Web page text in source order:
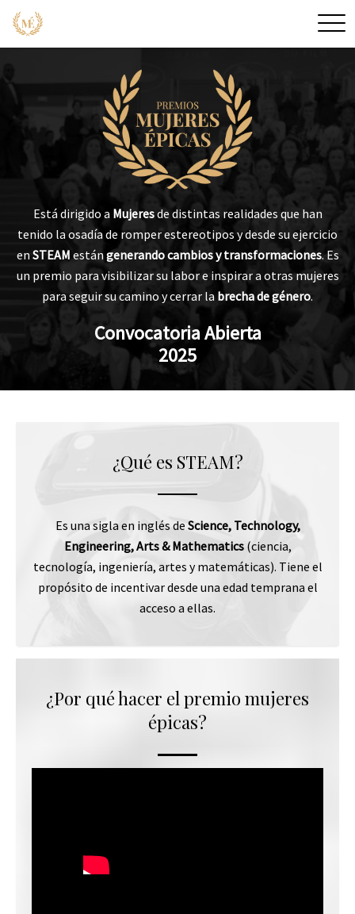
Está dirigido a Mujeresde distintas realidades que han
tenido la osadía de romper estereotipos y desde su ejercicio
en STEAM estángenerando cambios y transformaciones. Es
un premio para visibilizar su labor e inspirar a otras mujeres
para seguir su camino y cerrar la brecha de género.
Convocatoria Abierta
2025
¿Qué es STEAM?
Es una sigla en inglés de Science, Technology,
Engineering, Arts & Mathematics(ciencia,
tecnología, ingeniería, artes y matemáticas). Tiene el
propósito de incentivar desde una edad temprana el
acceso a ellas.
¿Por qué hacer el premio mujeres
épicas?
Arriba